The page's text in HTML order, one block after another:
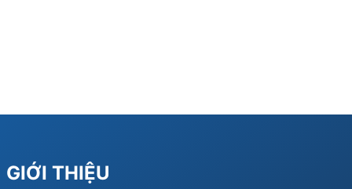
GIỚI THIỆU